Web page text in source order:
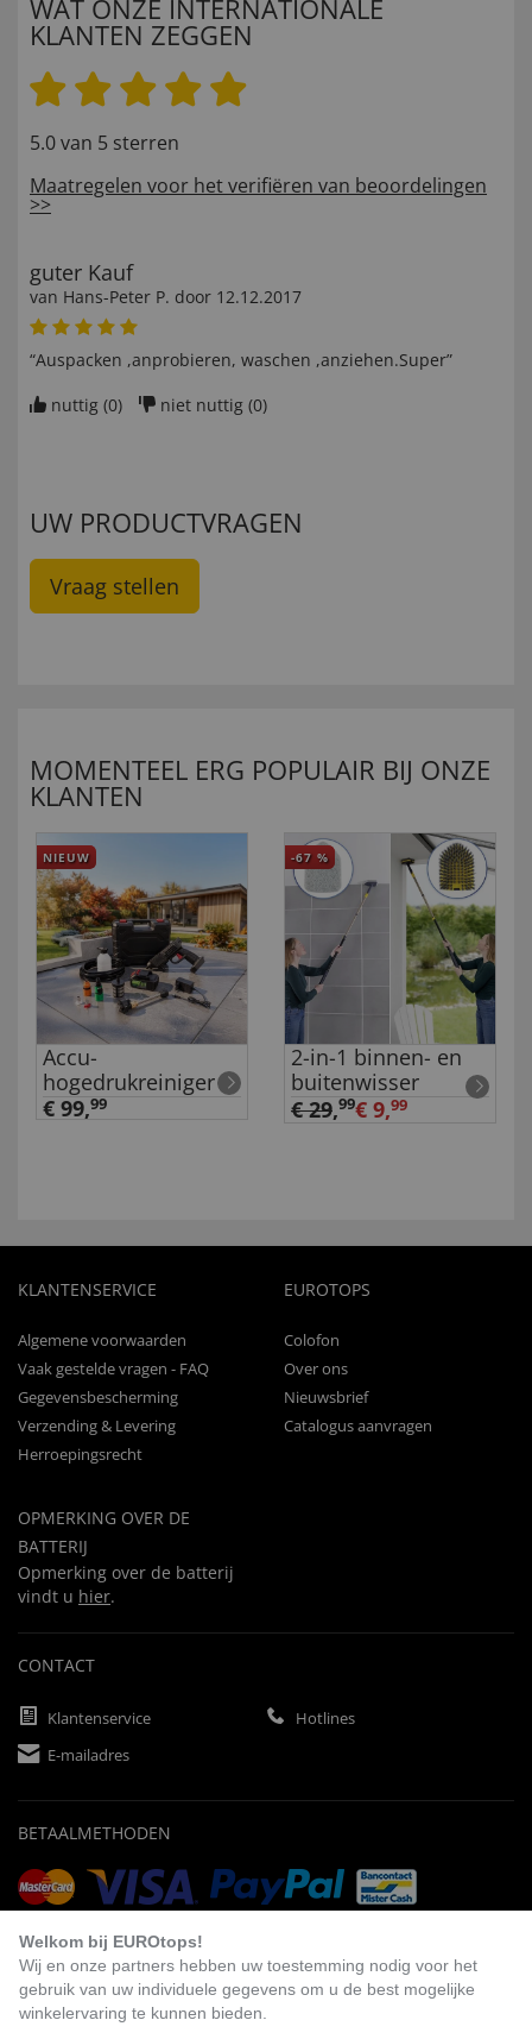
WAT ONZE INTERNATIONALE
KLANTEN ZEGGEN
5.0 van 5 sterren
Maatregelen voor het verifiëren van beoordelingen
>>
guter Kauf
van Hans-Peter P. door 12.12.2017
“Auspacken ,anprobieren, waschen ,anziehen.Super”
nuttig (0) niet nuttig (0)
UW PRODUCTVRAGEN
Vraag stellen
MOMENTEEL ERG POPULAIR BIJ ONZE
KLANTEN
NIEUW
Accu-
hogedrukreiniger
€ 99,99
-67 %
2-in-1 binnen- en
buitenwisser
€ 29,99€ 9,99
KLANTENSERVICE
Algemene voorwaarden
Vaak gestelde vragen - FAQ
Gegevensbescherming
Verzending & Levering
Herroepingsrecht
OPMERKING OVER DE
BATTERIJ
Opmerking over de batterij
vindt u hier.
EUROTOPS
Colofon
Over ons
Nieuwsbrief
Catalogus aanvragen
CONTACT
Klantenservice
Hotlines
E-mailadres
BETAALMETHODEN
BEZOEK ONS
Welkom bij EUROtops!
Wij en onze partners hebben uw toestemming nodig voor het
gebruik van uw individuele gegevens om u de best mogelijke
winkelervaring te kunnen bieden.